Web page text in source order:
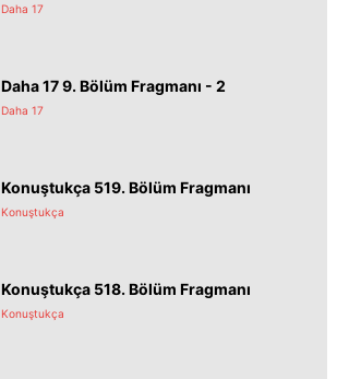
Daha 17
Daha 17 9. Bölüm Fragmanı - 2
Daha 17
Konuştukça 519. Bölüm Fragmanı
Konuştukça
Konuştukça 518. Bölüm Fragmanı
Konuştukça